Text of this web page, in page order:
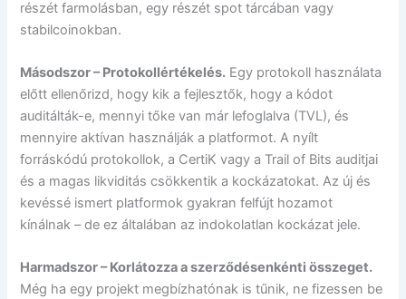
részét farmolásban, egy részét spot tárcában vagy
stabilcoinokban.
Másodszor – Protokollértékelés. Egy protokoll használata
előtt ellenőrizd, hogy kik a fejlesztők, hogy a kódot
auditálták-e, mennyi tőke van már lefoglalva (TVL), és
mennyire aktívan használják a platformot. A nyílt
forráskódú protokollok, a CertiK vagy a Trail of Bits auditjai
és a magas likviditás csökkentik a kockázatokat. Az új és
kevéssé ismert platformok gyakran felfújt hozamot
kínálnak – de ez általában az indokolatlan kockázat jele.
Harmadszor – Korlátozza a szerződésenkénti összeget.
Még ha egy projekt megbízhatónak is tűnik, ne fizessen be